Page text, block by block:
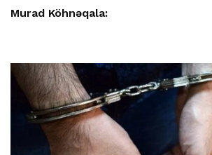
Murad Köhnəqala: